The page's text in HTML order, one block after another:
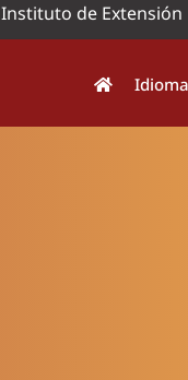
Instituto de Extensión
Idioma